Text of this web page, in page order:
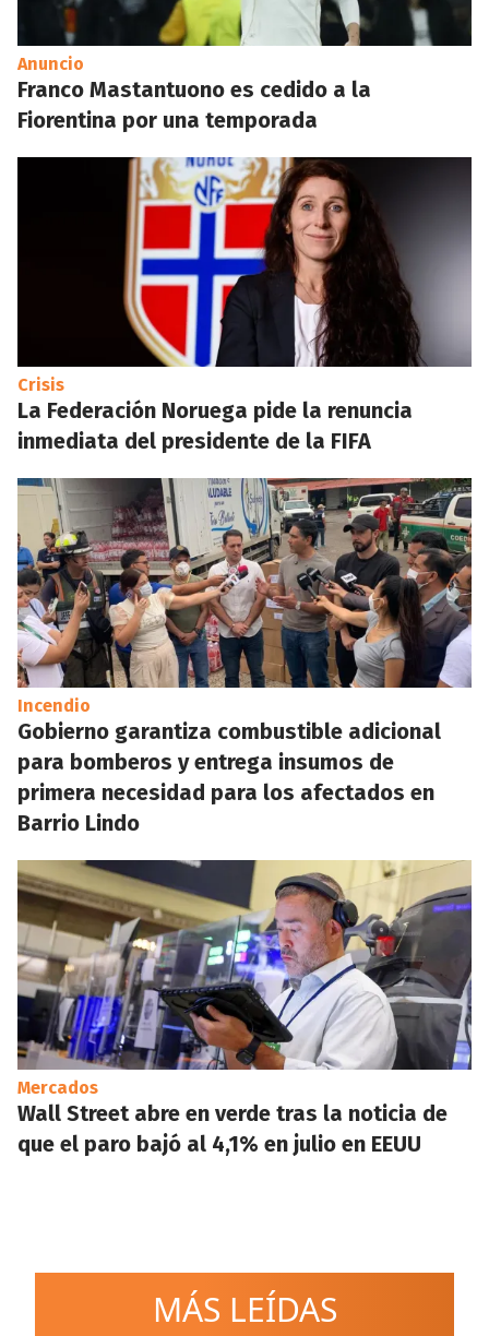
Anuncio
Franco Mastantuono es cedido a la
Fiorentina por una temporada
Crisis
La Federación Noruega pide la renuncia
inmediata del presidente de la FIFA
Incendio
Gobierno garantiza combustible adicional
para bomberos y entrega insumos de
primera necesidad para los afectados en
Barrio Lindo
Mercados
Wall Street abre en verde tras la noticia de
que el paro bajó al 4,1% en julio en EEUU
MÁS LEÍDAS